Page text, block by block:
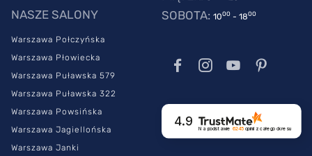
NASZE SALONY
Warszawa Połczyńska
Warszawa Płowiecka
Warszawa Puławska 579
Warszawa Puławska 322
Warszawa Powsińska
Warszawa Jagiellońska
Warszawa Janki
SOBOTA: 1000 - 1800
4.9
Na podstawie 6245opinii z całego okresu